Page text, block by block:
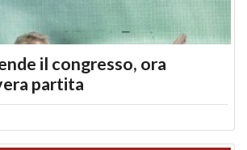
il congresso, ora
partita